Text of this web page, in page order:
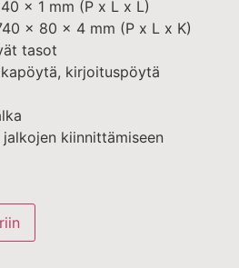
x 1 mm (P x L x L)
x 80 x 4 mm (P x L x K)
tasot
kirjoituspöytä
kiinnittämiseen